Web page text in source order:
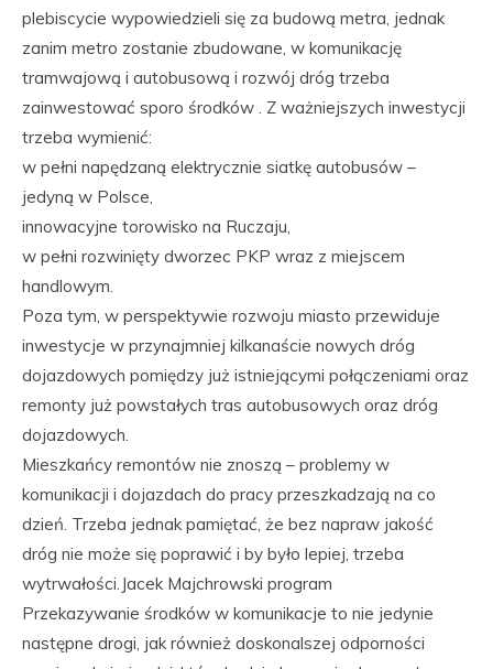
plebiscycie wypowiedzieli się za budową metra, jednak
zanim metro zostanie zbudowane, w komunikację
tramwajową i autobusową i rozwój dróg trzeba
zainwestować sporo środków . Z ważniejszych inwestycji
trzeba wymienić:
w pełni napędzaną elektrycznie siatkę autobusów –
jedyną w Polsce,
innowacyjne torowisko na Ruczaju,
w pełni rozwinięty dworzec PKP wraz z miejscem
handlowym.
Poza tym, w perspektywie rozwoju miasto przewiduje
inwestycje w przynajmniej kilkanaście nowych dróg
dojazdowych pomiędzy już istniejącymi połączeniami oraz
remonty już powstałych tras autobusowych oraz dróg
dojazdowych.
Mieszkańcy remontów nie znoszą – problemy w
komunikacji i dojazdach do pracy przeszkadzają na co
dzień. Trzeba jednak pamiętać, że bez napraw jakość
dróg nie może się poprawić i by było lepiej, trzeba
wytrwałości.Jacek Majchrowski program
Przekazywanie środków w komunikacje to nie jedynie
następne drogi, jak również doskonalszej odporności